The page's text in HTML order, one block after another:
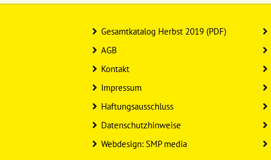
Gesamtkatalog Herbst 2019 (PDF)
AGB
Kontakt
Impressum
Haftungsausschluss
Datenschutzhinweise
Webdesign: SMP media